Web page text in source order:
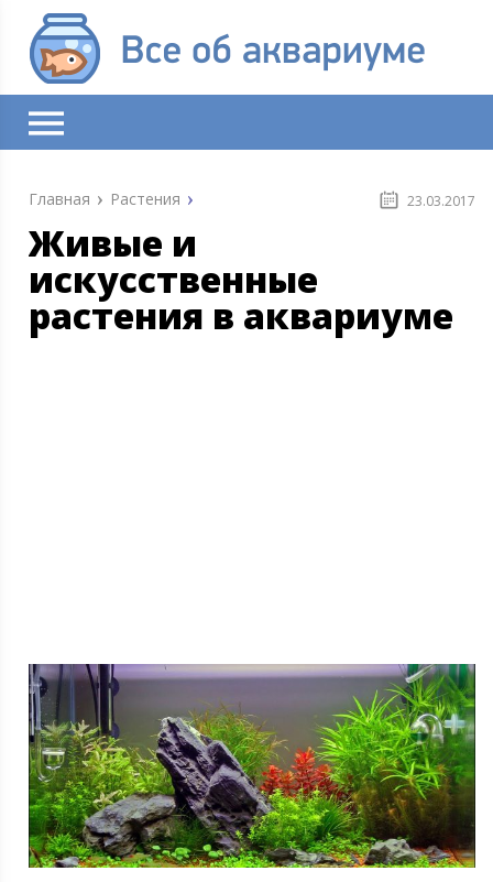
Главная Растения 23.03.2017
Живые и
искусственные
растения в аквариуме